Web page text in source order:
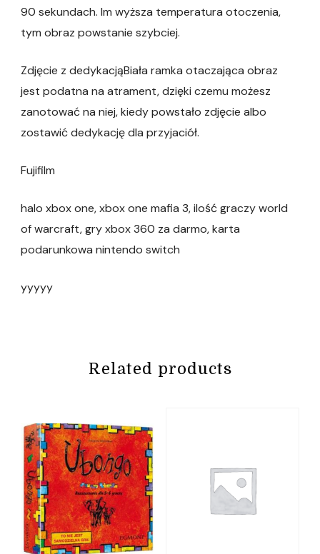
90 sekundach. Im wyższa temperatura otoczenia,
tym obraz powstanie szybciej.
Zdjęcie z dedykacjąBiała ramka otaczająca obraz
jest podatna na atrament, dzięki czemu możesz
zanotować na niej, kiedy powstało zdjęcie albo
zostawić dedykację dla przyjaciół.
Fujifilm
halo xbox one, xbox one mafia 3, ilość graczy world
of warcraft, gry xbox 360 za darmo, karta
podarunkowa nintendo switch
yyyyy
Related products